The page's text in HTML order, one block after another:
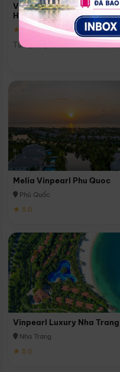
Vinpearl Resort & Golf Nam
Hội An
★ 5.0
Từ
Melia Vinpearl Phu Quoc
Phú Quốc
★ 5.0
Vinpearl Luxury Nha Trang
Nha Trang
★ 5.0